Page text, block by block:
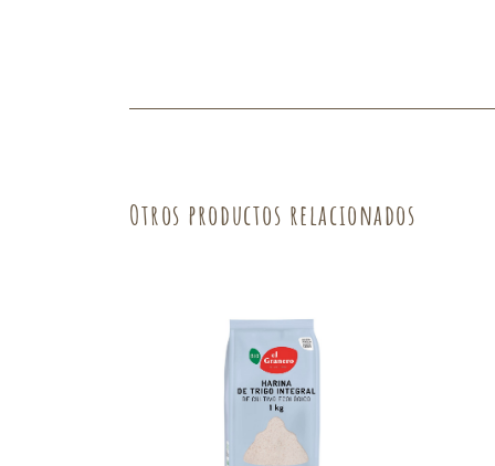
Otros productos relacionados